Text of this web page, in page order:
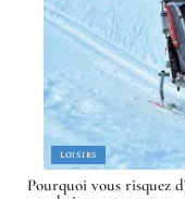
LOISIRS
Pourquoi vous risquez